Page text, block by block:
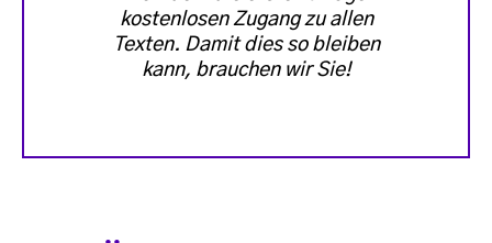
kostenlosen Zugang zu allen
Texten. Damit dies so bleiben
kann, brauchen wir Sie!